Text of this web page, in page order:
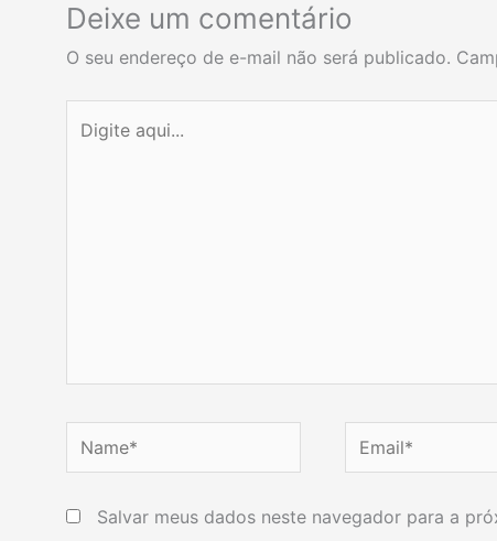
Deixe um comentário
O seu endereço de e-mail não será publicado.
aqui...
Name* Email*
Salvar meus dados neste navegador para a